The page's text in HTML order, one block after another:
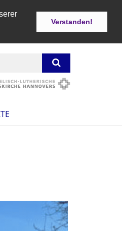
Verstanden!